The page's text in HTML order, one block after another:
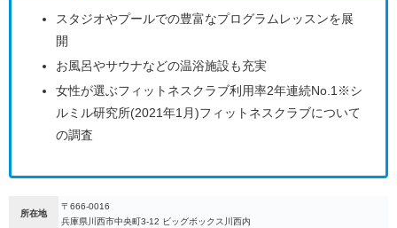
スタジオやプールでの豊富なプログラムレッスンを展
開
お風呂やサウナなどの温浴施設も充実
女性が選ぶフィットネスクラブ利用率2年連続No.1※シ
ルミル研究所(2021年1月)フィットネスクラブについて
の調査
所在地
〒666-0016
兵庫県川西市中央町3-12 ビッグボックス川西内